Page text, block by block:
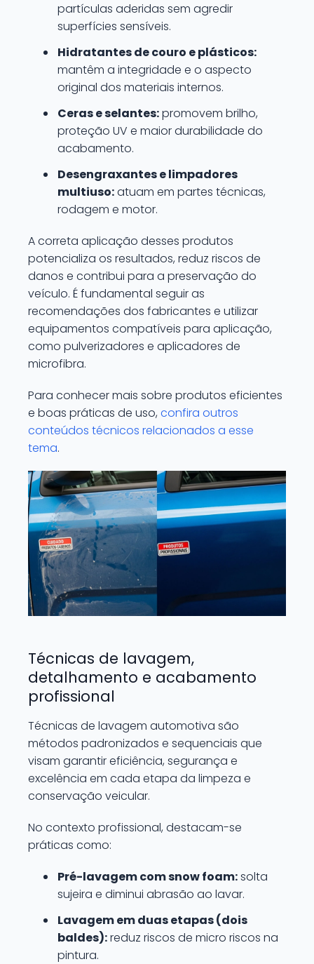
partículas aderidas sem agredir
superfícies sensíveis.
Hidratantes de couro e plásticos:
mantêm a integridade e o aspecto
original dos materiais internos.
Ceras e selantes:promovem brilho,
proteção UV e maior durabilidade do
acabamento.
Desengraxantes e limpadores
multiuso:atuam em partes técnicas,
rodagem e motor.
A correta aplicação desses produtos
potencializa os resultados, reduz riscos de
danos e contribui para a preservação do
veículo. É fundamental seguir as
recomendações dos fabricantes e utilizar
equipamentos compatíveis para aplicação,
como pulverizadores e aplicadores de
microfibra.
Para conhecer mais sobre produtos eficientes
e boas práticas de uso, confira outros
conteúdos técnicos relacionados a esse
tema.
Técnicas de lavagem,
detalhamento e acabamento
profissional
Técnicas de lavagem automotiva são
métodos padronizados e sequenciais que
visam garantir eficiência, segurança e
excelência em cada etapa da limpeza e
conservação veicular.
No contexto profissional, destacam-se
práticas como:
Pré-lavagem com snow foam:solta
sujeira e diminui abrasão ao lavar.
Lavagem em duas etapas (dois
baldes):reduz riscos de micro riscos na
pintura.